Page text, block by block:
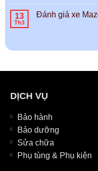
13
Th3
Đánh giá xe
DỊCH VỤ
Bảo hành
Bảo dưỡng
Sửa chữa
Phụ tùng & Phụ kiện